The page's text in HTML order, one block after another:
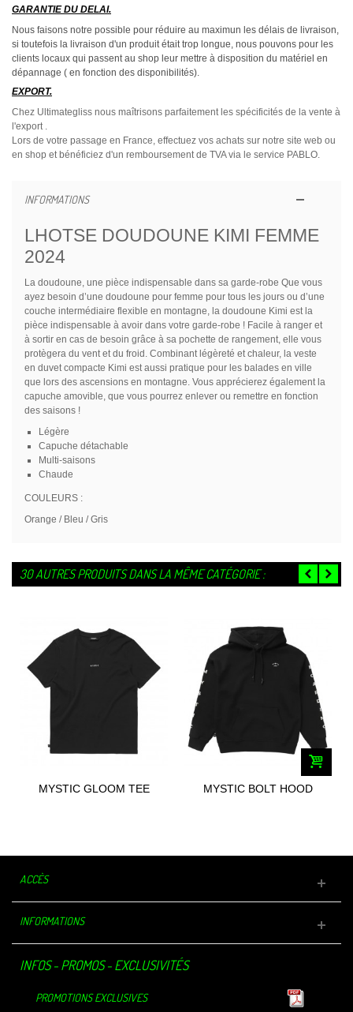
GARANTIE DU DELAI.
Nous faisons notre possible pour réduire au maximun les délais de livraison,
si toutefois la livraison d'un produit était trop longue, nous pouvons pour les
clients locaux qui passent au shop leur mettre à disposition du matériel en
dépannage ( en fonction des disponibilités).
EXPORT.
Chez Ultimategliss nous maîtrisons parfaitement les spécificités de la vente à
l'export .
Lors de votre passage en France, effectuez vos achats sur notre site web ou
en shop et bénéficiez d'un remboursement de TVA via le service PABLO.
INFORMATIONS
LHOTSE DOUDOUNE KIMI FEMME
2024
La doudoune, une pièce indispensable dans sa garde-robe Que vous
ayez besoin d’une doudoune pour femme pour tous les jours ou d’une
couche intermédiaire flexible en montagne, la doudoune Kimi est la
pièce indispensable à avoir dans votre garde-robe ! Facile à ranger et
à sortir en cas de besoin grâce à sa pochette de rangement, elle vous
protègera du vent et du froid. Combinant légèreté et chaleur, la veste
en duvet compacte Kimi est aussi pratique pour les balades en ville
que lors des ascensions en montagne. Vous apprécierez également la
capuche amovible, que vous pourrez enlever ou remettre en fonction
des saisons !
Légère
Capuche détachable
Multi-saisons
Chaude
COULEURS :
Orange / Bleu / Gris
30 AUTRES PRODUITS DANS LA MÊME CATÉGORIE :
MYSTIC GLOOM TEE
MYSTIC BOLT HOOD
ACCÈS
INFORMATIONS
INFOS - PROMOS - EXCLUSIVITÉS
PROMOTIONS EXCLUSIVES